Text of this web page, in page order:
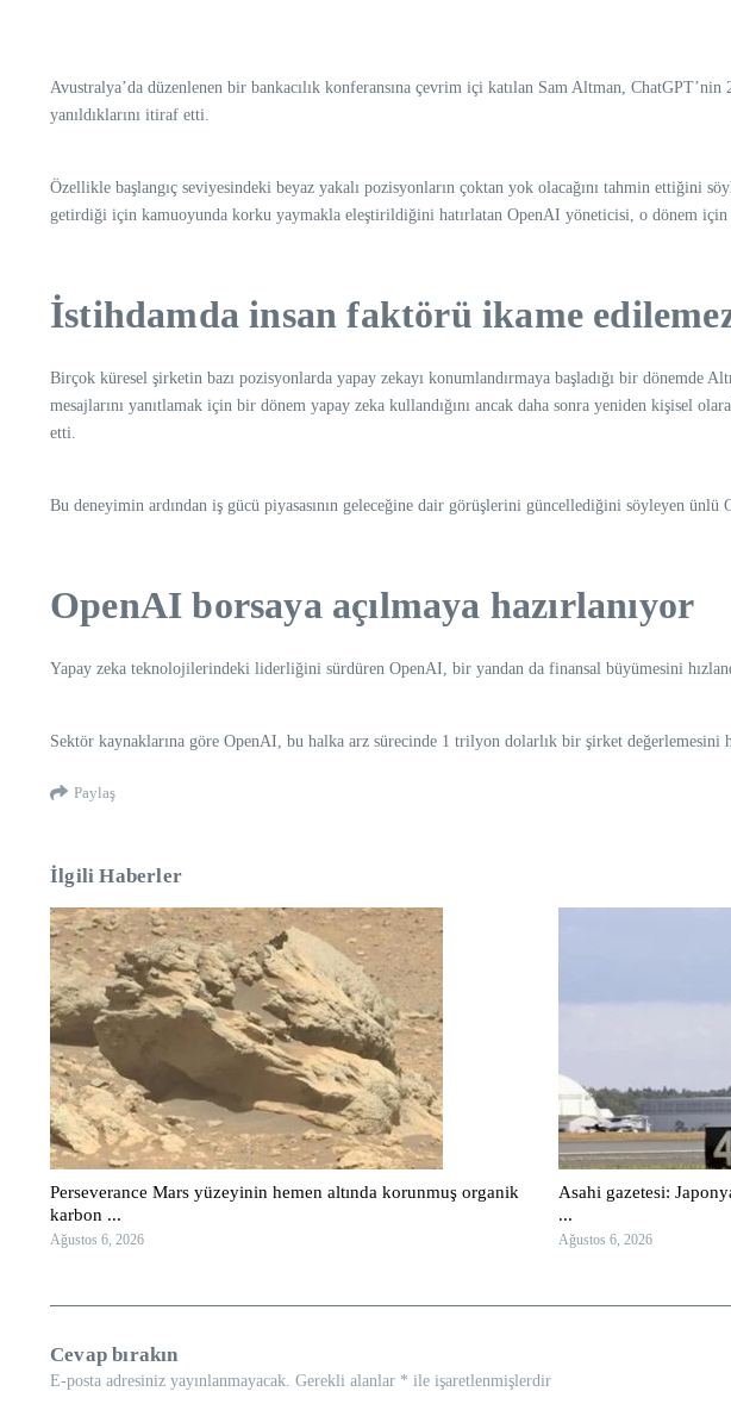
Avustralya’da düzenlenen bir bankacılık konferansına çevrim içi katılan Sam Altman,
yanıldıklarını itiraf etti.
Özellikle başlangıç seviyesindeki beyaz yakalı pozisyonların çoktan yok olacağını tahmin
getirdiği için kamuoyunda korku yaymakla eleştirildiğini hatırlatan OpenAI yöneticisi, o dönem için
İstihdamda insan faktörü ikame
Birçok küresel şirketin bazı pozisyonlarda yapay zekayı konumlandırmaya başladığı bir dönemde
mesajlarını yanıtlamak için bir dönem yapay zeka kullandığını ancak daha sonra yeniden kişisel
etti.
Bu deneyimin ardından iş gücü piyasasının geleceğine dair görüşlerini güncellediğini söyleyen
OpenAI borsaya açılmaya hazırlanıyor
Yapay zeka teknolojilerindeki liderliğini sürdüren OpenAI, bir yandan da finansal büyümesini
Sektör kaynaklarına göre OpenAI, bu halka arz sürecinde 1 trilyon dolarlık bir şirket
Paylaş
İlgili Haberler
Perseverance Mars yüzeyinin hemen altında korunmuş organik
karbon ...
Ağustos 6, 2026
Asahi gazetesi:
...
Ağustos 6, 2026
Cevap bırakın
E-posta adresiniz yayınlanmayacak. Gerekli alanlar * ile işaretlenmişlerdir